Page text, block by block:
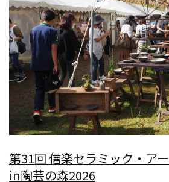
第31回 信楽セラミック・ア
in陶芸の森2026